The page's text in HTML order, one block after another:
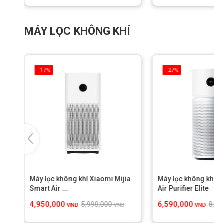
MÁY LỌC KHÔNG KHÍ
- 17%
Máy lọc không khí Xiaomi Mijia
Smart Air ...
4,950,000 VND 5,990,000 VND
- 27%
Máy lọc không
Air Purifier Elite
6,590,000 VND